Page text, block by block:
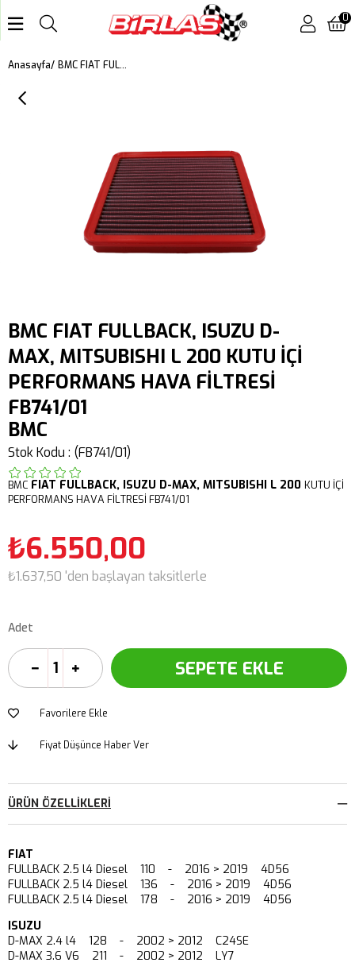
0
Anasayfa BMC FIAT FULLBACK, ISUZU D-MAX, MITSUBISHI L 200 KUTU İÇİ PERFORMANS HAVA FİLTRESİ FB741/01
BMC FIAT FULLBACK, ISUZU D-
MAX, MITSUBISHI L 200 KUTU İÇİ
PERFORMANS HAVA FİLTRESİ
FB741/01
BMC
Stok Kodu (FB741/01)
BMC FIAT FULLBACK, ISUZU D-MAX, MITSUBISHI L 200 KUTU İÇİ
PERFORMANS HAVA FİLTRESİ FB741/01
₺6.550,00
₺1.637,50 'den başlayan taksitlerle
Adet
Favorilere Ekle
Fiyat Düşünce Haber Ver
ÜRÜN ÖZELLIKLERI
FIAT
FULLBACK 2.5 l4 Diesel 110 - 2016 > 2019 4D56
FULLBACK 2.5 l4 Diesel 136 - 2016 > 2019 4D56
FULLBACK 2.5 l4 Diesel 178 - 2016 > 2019 4D56
ISUZU
D-MAX 2.4 l4 128 - 2002 > 2012 C24SE
D-MAX 3.6 V6 211 - 2002 > 2012 LY7